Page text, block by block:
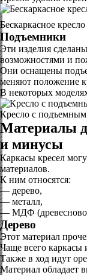
Бескаркасное кресло
Подъемники
Эти изделия
возможностями и
Они оснащены
меняют положение
В некоторых
Кресло с
Материалы
и минусы
Каркасы кресел
материалов.
К ним относятся:
— дерево,
— металл,
— МДФ
Дерево
Этот материал
Чаще всего каркасы
Также в ход идут
Материал обладает